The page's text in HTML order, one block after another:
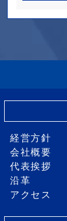
経営方針
会社概要
代表挨拶
沿革
アクセス